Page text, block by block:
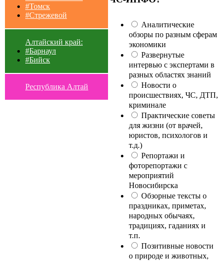
#Томск
#Стрежевой
Алтайский край:
#Барнаул
#Бийск
Республика Алтай
Аналитические
обзоры по разным сферам
экономики
Развернутые
интервью с экспертами в
разных областях знаний
Новости о
происшествиях, ЧС, ДТП,
криминале
Практические советы
для жизни (от врачей,
юристов, психологов и
т.д.)
Репортажи и
фоторепортажи с
мероприятий
Новосибирска
Обзорные тексты о
праздниках, приметах,
народных обычаях,
традициях, гаданиях и
т.п.
Позитивные новости
о природе и животных,